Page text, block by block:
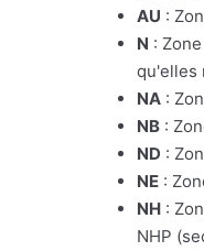
AU :
N :
qu'elles
NA :
NB :
ND :
NE :
NH :
NHP